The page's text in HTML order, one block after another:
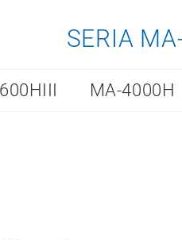
SERIA
MA-4000H